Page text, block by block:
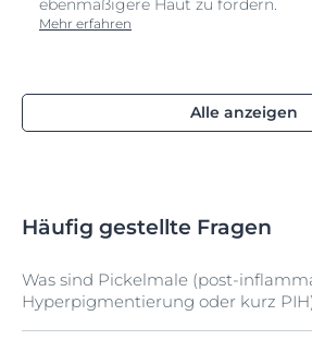
ebenmäßigere Haut zu fördern.
Mehr erfahren
Alle anzeigen
Häufig gestellte Fragen
Was sind Pickelmale (post-
Hyperpigmentierung oder kurz